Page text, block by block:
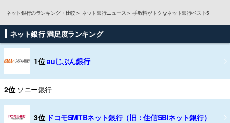
ネット銀行のランキング・比較 ネット銀行ニュース 手数料がトクなネット銀行ベスト5
ネット銀行 満足度ランキング
1位auじぶん銀行
2位 ソニー銀行
3位 ドコモSMTBネット銀行（旧：住信SBIネット銀行）